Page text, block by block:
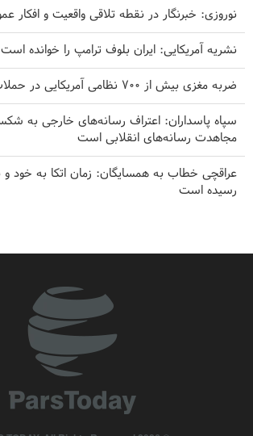
نوروزی: خبرنگار در نقطه تلاقی واقعیت و افکار
نشریه آمریکایی: ایران بلوف ترامپ را خوانده است
ضربه مغزی بیش از ۷۰۰ نظامی آمریکایی در حملات ایران
سپاه پاسداران: اعتراف رسانه‌های خارجی به
مجاهدت رسانه‌های انقلابی است
عراقچی خطاب به همسایگان: زمان اتکا به خود و
رسیده است
پزشکیان: رزمندگان ما دنیا را به شگفتی واداشتند
فارن افرز: آمریکا باید غرب آسیا را ترک کند